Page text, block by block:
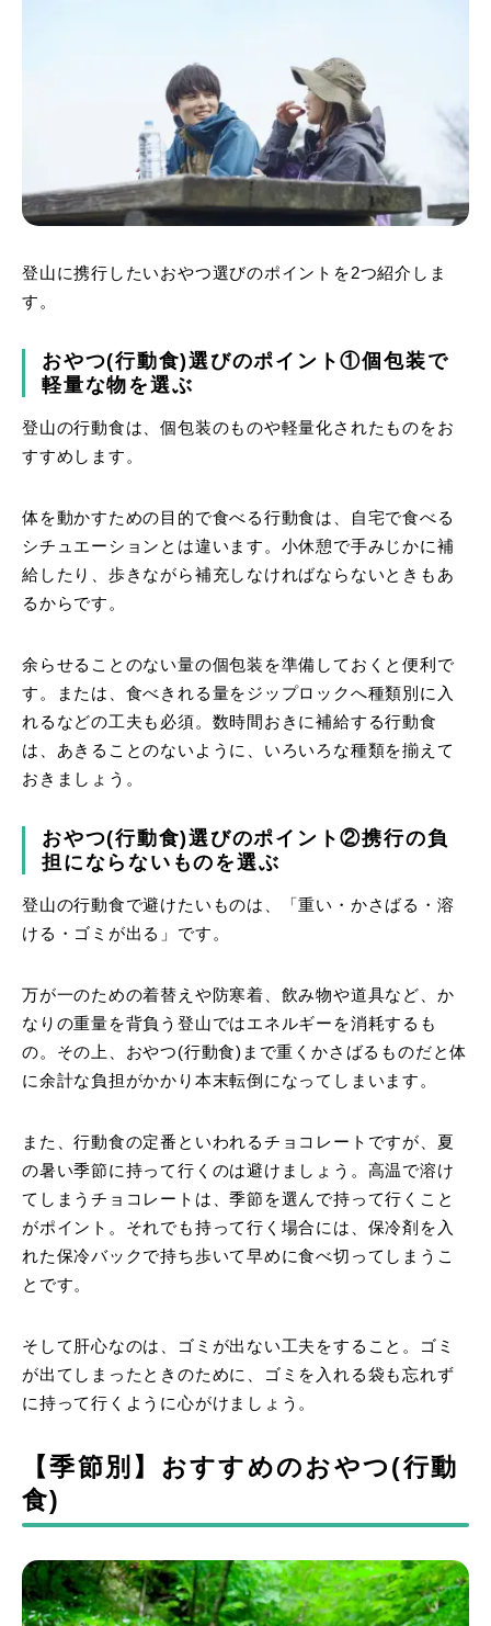
登山に携行したいおやつ選びのポイントを2つ紹介しま
す。
おやつ(行動食)選びのポイント①個包装で
軽量な物を選ぶ
登山の行動食は、個包装のものや軽量化されたものをお
すすめします。
体を動かすための目的で食べる行動食は、自宅で食べる
シチュエーションとは違います。小休憩で手みじかに補
給したり、歩きながら補充しなければならないときもあ
るからです。
余らせることのない量の個包装を準備しておくと便利で
す。または、食べきれる量をジップロックへ種類別に入
れるなどの工夫も必須。数時間おきに補給する行動食
は、あきることのないように、いろいろな種類を揃えて
おきましょう。
おやつ(行動食)選びのポイント②携行の負
担にならないものを選ぶ
登山の行動食で避けたいものは、「重い・かさばる・溶
ける・ゴミが出る」です。
万が一のための着替えや防寒着、飲み物や道具など、か
なりの重量を背負う登山ではエネルギーを消耗するも
の。その上、おやつ(行動食)まで重くかさばるものだと体
に余計な負担がかかり本末転倒になってしまいます。
また、行動食の定番といわれるチョコレートですが、夏
の暑い季節に持って行くのは避けましょう。高温で溶け
てしまうチョコレートは、季節を選んで持って行くこと
がポイント。それでも持って行く場合には、保冷剤を入
れた保冷バックで持ち歩いて早めに食べ切ってしまうこ
とです。
そして肝心なのは、ゴミが出ない工夫をすること。ゴミ
が出てしまったときのために、ゴミを入れる袋も忘れず
に持って行くように心がけましょう。
【季節別】おすすめのおやつ(行動
食)